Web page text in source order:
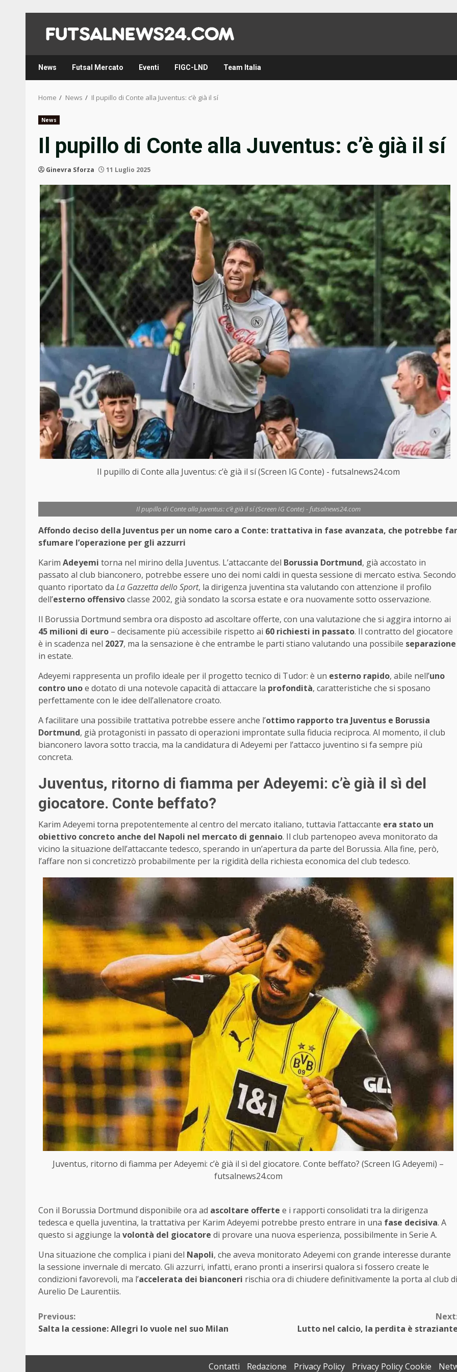
content
News Futsal Mercato Eventi FIGC-LND Team Italia
Home News Il pupillo di Conte alla Juventus: c’è già il sí
News
Il pupillo di Conte alla Juventus: c’è già il sí
Ginevra Sforza 11 Luglio 2025
Il pupillo di Conte alla Juventus: c’è già il sí (Screen IG Conte) - futsalnews24.com
Il pupillo di Conte alla Juventus: c’è già il sí (Screen IG Conte) - futsalnews24.com
Affondo deciso della Juventus per un nome caro a Conte: trattativa in fase avanzata, che potrebbe far
sfumare l’operazione per gli azzurri
Karim Adeyemi torna nel mirino della Juventus. L’attaccante del Borussia Dortmund, già accostato in
passato al club bianconero, potrebbe essere uno dei nomi caldi in questa sessione di mercato estiva. Secondo
quanto riportato da La Gazzetta dello Sport, la dirigenza juventina sta valutando con attenzione il profilo
dell’esterno offensivoclasse 2002, già sondato la scorsa estate e ora nuovamente sotto osservazione.
Il Borussia Dortmund sembra ora disposto ad ascoltare offerte, con una valutazione che si aggira intorno ai
45 milioni di euro – decisamente più accessibile rispetto ai 60 richiesti in passato. Il contratto del giocatore
è in scadenza nel 2027, ma la sensazione è che entrambe le parti stiano valutando una possibile separazione
in estate.
Adeyemi rappresenta un profilo ideale per il progetto tecnico di Tudor: è un esterno rapido, abile nell’uno
contro unoe dotato di una notevole capacità di attaccare la profondità, caratteristiche che si sposano
perfettamente con le idee dell’allenatore croato.
A facilitare una possibile trattativa potrebbe essere anche l’ottimo rapporto tra Juventus e Borussia
Dortmund, già protagonisti in passato di operazioni improntate sulla fiducia reciproca. Al momento, il club
bianconero lavora sotto traccia, ma la candidatura di Adeyemi per l’attacco juventino si fa sempre più
concreta.
Juventus, ritorno di fiamma per Adeyemi: c’è già il sì del
giocatore. Conte beffato?
Karim Adeyemi torna prepotentemente al centro del mercato italiano, tuttavia l’attaccante era stato un
obiettivo concreto anche del Napoli nel mercato di gennaio. Il club partenopeo aveva monitorato da
vicino la situazione dell’attaccante tedesco, sperando in un’apertura da parte del Borussia. Alla fine, però,
l’affare non si concretizzò probabilmente per la rigidità della richiesta economica del club tedesco.
Juventus, ritorno di fiamma per Adeyemi: c’è già il sì del giocatore. Conte beffato? (Screen IG Adeyemi) –
futsalnews24.com
Con il Borussia Dortmund disponibile ora ad ascoltare offerte e i rapporti consolidati tra la dirigenza
tedesca e quella juventina, la trattativa per Karim Adeyemi potrebbe presto entrare in una fase decisiva. A
questo si aggiunge la volontà del giocatore di provare una nuova esperienza, possibilmente in Serie A.
Una situazione che complica i piani del Napoli, che aveva monitorato Adeyemi con grande interesse durante
la sessione invernale di mercato. Gli azzurri, infatti, erano pronti a inserirsi qualora si fossero create le
condizioni favorevoli, ma l’accelerata dei bianconeri rischia ora di chiudere definitivamente la porta al club di
Aurelio De Laurentiis.
Continue
Previous:
Salta la cessione: Allegri lo vuole nel suo Milan
Lutto nel calcio, la perdita è
Contatti Redazione Privacy Policy Privacy Policy Cookie